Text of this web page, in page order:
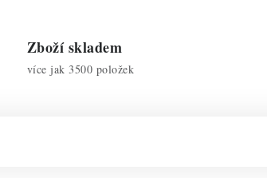
Zboží skladem
více jak 3500 položek